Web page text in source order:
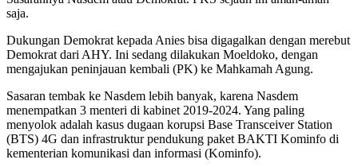
saja.
Dukungan Demokrat kepada Anies bisa digagalkan dengan merebut
Demokrat dari AHY. Ini sedang dilakukan Moeldoko, dengan
mengajukan peninjauan kembali (PK) ke Mahkamah Agung.
Sasaran tembak ke Nasdem lebih banyak, karena Nasdem
menempatkan 3 menteri di kabinet 2019-2024. Yang paling
menyolok adalah kasus dugaan korupsi Base Transceiver Station
(BTS) 4G dan infrastruktur pendukung paket BAKTI Kominfo di
kementerian komunikasi dan informasi (Kominfo).